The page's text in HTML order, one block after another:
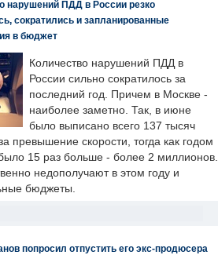
нарушений ПДД в России резко
сократились и запланированные
в бюджет
Количество нарушений ПДД в
России сильно сократилось за
последний год. Причем в Москве -
наиболее заметно. Так, в июне
было выписано всего 137 тысяч
превышение скорости, тогда как годом
15 раз больше - более 2 миллионов.
недополучают в этом году и
бюджеты.
попросил отпустить его экс-продюсера